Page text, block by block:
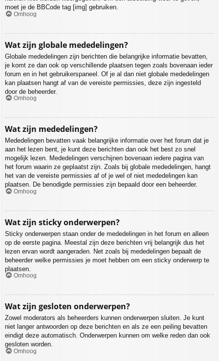
moet je de BBCode tag [img] gebruiken.
Omhoog
Wat zijn globale mededelingen?
Globale mededelingen zijn berichten die belangrijke informatie bevatten,
je komt ze dan ook op verschillende plaatsen tegen zoals bovenaan ieder
forum en in het gebruikerspaneel. Of je al dan niet globale mededelingen
kan plaatsen hangt af van de vereiste permissies, deze zijn ingesteld
door de beheerder.
Omhoog
Wat zijn mededelingen?
Mededelingen bevatten vaak belangrijke informatie over het forum dat je
aan het lezen bent, je kunt deze berichten dan ook het best zo snel
mogelijk lezen. Mededelingen verschijnen bovenaan iedere pagina van
het forum waarin ze geplaatst zijn. Zoals bij globale mededelingen, hangt
het van de vereiste permissies af of je wel of niet mededelingen kan
plaatsen. De benodigde permissies zijn bepaald door een beheerder.
Omhoog
Wat zijn sticky onderwerpen?
Sticky onderwerpen staan onder de mededelingen in het forum en alleen
op de eerste pagina. Meestal zijn deze berichten vrij belangrijk dus het
lezen ervan wordt aangeraden. Net zoals bij mededelingen bepaalt de
beheerder welke permissies je moet hebben om een sticky onderwerp te
plaatsen.
Omhoog
Wat zijn gesloten onderwerpen?
Zowel moderators als beheerders kunnen onderwerpen sluiten. Je kunt
niet langer antwoorden op deze berichten en als ze een peiling bevatten
eindigt deze automatisch. Onderwerpen kunnen om welke reden dan ook
gesloten worden.
Omhoog